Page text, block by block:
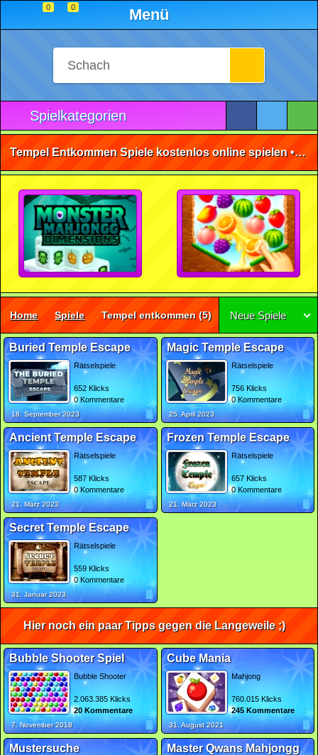
0 0 Menü
Spielkategorien
Tempel Entkommen Spiele kostenlos online spielen • ohne Anmeldung 🕹️
Home Spiele Tempel entkommen (5) Neue Spiele
Buried Temple Escape
Rätselspiele
652 Klicks
0 Kommentare
18. September 2023
Magic Temple Escape
Rätselspiele
756 Klicks
0 Kommentare
25. April 2023
Ancient Temple Escape
Rätselspiele
587 Klicks
0 Kommentare
21. März 2023
Frozen Temple Escape
Rätselspiele
657 Klicks
0 Kommentare
21. März 2023
Secret Temple Escape
Rätselspiele
559 Klicks
0 Kommentare
31. Januar 2023
Hier noch ein paar Tipps gegen die Langeweile ;)
Bubble Shooter Spiel
Bubble Shooter
2.063.385 Klicks
20 Kommentare
7. November 2018
Cube Mania
Mahjong
760.015 Klicks
245 Kommentare
31. August 2021
Mustersuche Master Qwans Mahjongg